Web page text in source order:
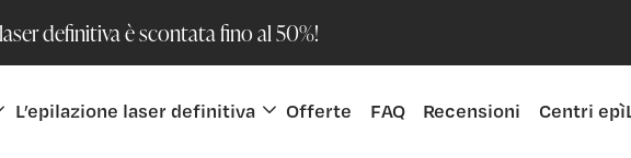
definitiva è scontata fino al 50%!
L’epilazione laser definitiva Offerte FAQ Recensioni Centri